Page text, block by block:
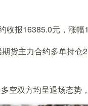
报16385.0元，涨幅
货主力合约多单持
空双方均呈退场态势